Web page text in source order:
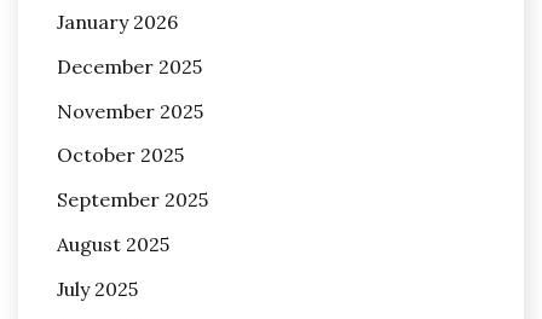
January 2026
December 2025
November 2025
October 2025
September 2025
August 2025
July 2025